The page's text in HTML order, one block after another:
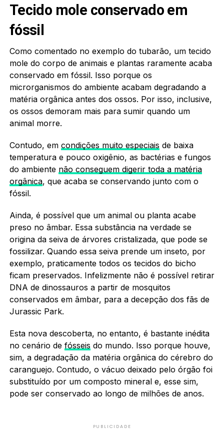
Tecido mole conservado em
fóssil
Como comentado no exemplo do tubarão, um tecido
mole do corpo de animais e plantas raramente acaba
conservado em fóssil. Isso porque os
microrganismos do ambiente acabam degradando a
matéria orgânica antes dos ossos. Por isso, inclusive,
os ossos demoram mais para sumir quando um
animal morre.
Contudo, em condições muito especiais de baixa
temperatura e pouco oxigênio, as bactérias e fungos
do ambiente não conseguem digerir toda a matéria
orgânica, que acaba se conservando junto com o
fóssil.
Ainda, é possível que um animal ou planta acabe
preso no âmbar. Essa substância na verdade se
origina da seiva de árvores cristalizada, que pode se
fossilizar. Quando essa seiva prende um inseto, por
exemplo, praticamente todos os tecidos do bicho
ficam preservados. Infelizmente não é possível retirar
DNA de dinossauros a partir de mosquitos
conservados em âmbar, para a decepção dos fãs de
Jurassic Park.
Esta nova descoberta, no entanto, é bastante inédita
no cenário de fósseis do mundo. Isso porque houve,
sim, a degradação da matéria orgânica do cérebro do
caranguejo. Contudo, o vácuo deixado pelo órgão foi
substituído por um composto mineral e, esse sim,
pode ser conservado ao longo de milhões de anos.
PUBLICIDADE